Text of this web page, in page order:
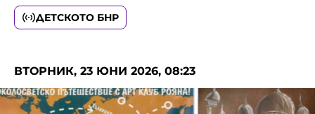
Чуйте
Новините на детски език
Песнички
Интересен архив
Нашите гости
ДЕТСКОТО БНР
ВТОРНИК, 23 ЮНИ 2026, 08:23